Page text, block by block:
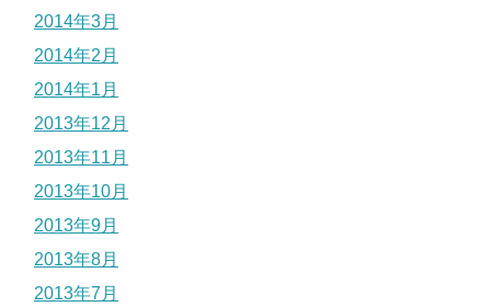
2014年3月
2014年2月
2014年1月
2013年12月
2013年11月
2013年10月
2013年9月
2013年8月
2013年7月